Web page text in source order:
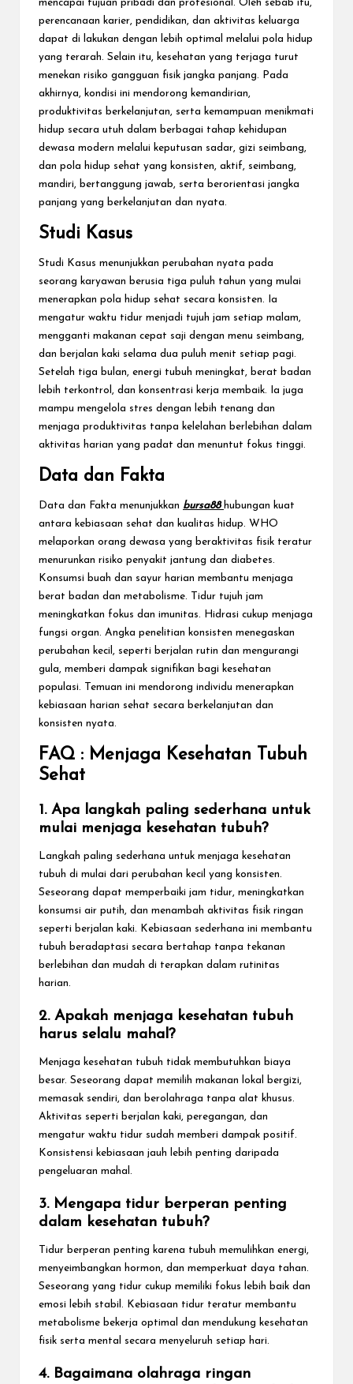
mencapai tujuan pribadi dan profesional. Oleh sebab itu,
perencanaan karier, pendidikan, dan aktivitas keluarga
dapat di lakukan dengan lebih optimal melalui pola hidup
yang terarah. Selain itu, kesehatan yang terjaga turut
menekan risiko gangguan fisik jangka panjang. Pada
akhirnya, kondisi ini mendorong kemandirian,
produktivitas berkelanjutan, serta kemampuan menikmati
hidup secara utuh dalam berbagai tahap kehidupan
dewasa modern melalui keputusan sadar, gizi seimbang,
dan pola hidup sehat yang konsisten, aktif, seimbang,
mandiri, bertanggung jawab, serta berorientasi jangka
panjang yang berkelanjutan dan nyata.
Studi Kasus
Studi Kasus menunjukkan perubahan nyata pada
seorang karyawan berusia tiga puluh tahun yang mulai
menerapkan pola hidup sehat secara konsisten. Ia
mengatur waktu tidur menjadi tujuh jam setiap malam,
mengganti makanan cepat saji dengan menu seimbang,
dan berjalan kaki selama dua puluh menit setiap pagi.
Setelah tiga bulan, energi tubuh meningkat, berat badan
lebih terkontrol, dan konsentrasi kerja membaik. Ia juga
mampu mengelola stres dengan lebih tenang dan
menjaga produktivitas tanpa kelelahan berlebihan dalam
aktivitas harian yang padat dan menuntut fokus tinggi.
Data dan Fakta
Data dan Fakta menunjukkan bursa88 hubungan kuat
antara kebiasaan sehat dan kualitas hidup. WHO
melaporkan orang dewasa yang beraktivitas fisik teratur
menurunkan risiko penyakit jantung dan diabetes.
Konsumsi buah dan sayur harian membantu menjaga
berat badan dan metabolisme. Tidur tujuh jam
meningkatkan fokus dan imunitas. Hidrasi cukup menjaga
fungsi organ. Angka penelitian konsisten menegaskan
perubahan kecil, seperti berjalan rutin dan mengurangi
gula, memberi dampak signifikan bagi kesehatan
populasi. Temuan ini mendorong individu menerapkan
kebiasaan harian sehat secara berkelanjutan dan
konsisten nyata.
FAQ : Menjaga Kesehatan Tubuh
Sehat
1. Apa langkah paling sederhana untuk
mulai menjaga kesehatan tubuh?
Langkah paling sederhana untuk menjaga kesehatan
tubuh di mulai dari perubahan kecil yang konsisten.
Seseorang dapat memperbaiki jam tidur, meningkatkan
konsumsi air putih, dan menambah aktivitas fisik ringan
seperti berjalan kaki. Kebiasaan sederhana ini membantu
tubuh beradaptasi secara bertahap tanpa tekanan
berlebihan dan mudah di terapkan dalam rutinitas
harian.
2. Apakah menjaga kesehatan tubuh
harus selalu mahal?
Menjaga kesehatan tubuh tidak membutuhkan biaya
besar. Seseorang dapat memilih makanan lokal bergizi,
memasak sendiri, dan berolahraga tanpa alat khusus.
Aktivitas seperti berjalan kaki, peregangan, dan
mengatur waktu tidur sudah memberi dampak positif.
Konsistensi kebiasaan jauh lebih penting daripada
pengeluaran mahal.
3. Mengapa tidur berperan penting
dalam kesehatan tubuh?
Tidur berperan penting karena tubuh memulihkan energi,
menyeimbangkan hormon, dan memperkuat daya tahan.
Seseorang yang tidur cukup memiliki fokus lebih baik dan
emosi lebih stabil. Kebiasaan tidur teratur membantu
metabolisme bekerja optimal dan mendukung kesehatan
fisik serta mental secara menyeluruh setiap hari.
4. Bagaimana olahraga ringan